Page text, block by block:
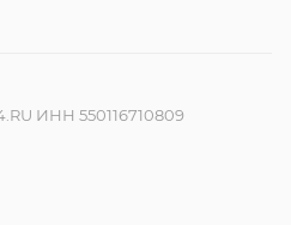
ИНН 550116710809